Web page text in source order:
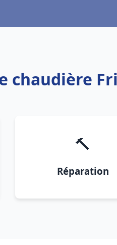
chaudière
🔨
Réparation